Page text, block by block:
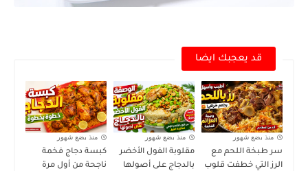
قد يعجبك ايضا
منذ بضع شهور
سر طبخة اللحم مع
الرز التي خطفت قلوب
منذ بضع شهور
مقلوبة الفول الأخضر
بالدجاج على أصولها
منذ بضع شهور
كبسة دجاج فخمة
ناجحة من أول مرة